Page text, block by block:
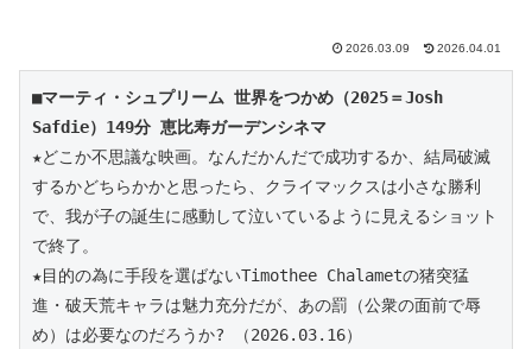
2026.03.09 2026.04.01
■マーティ・シュプリーム 世界をつかめ（2025＝Josh
Safdie）149分 恵比寿ガーデンシネマ
★どこか不思議な映画。なんだかんだで成功するか、結局破滅
するかどちらかかと思ったら、クライマックスは小さな勝利
で、我が子の誕生に感動して泣いているように見えるショット
で終了。
★目的の為に手段を選ばないTimothee Chalametの猪突猛
進・破天荒キャラは魅力充分だが、あの罰（公衆の面前で辱
め）は必要なのだろうか? （2026.03.16）